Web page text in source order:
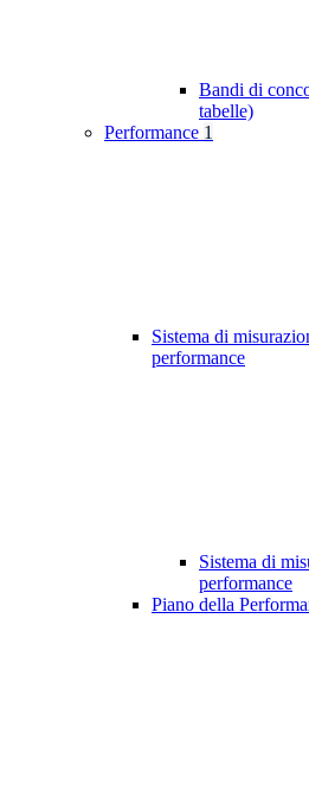
Bandi di
tabelle)
Performance 1
Sistema di
performance
Sistema di
performance
Piano della